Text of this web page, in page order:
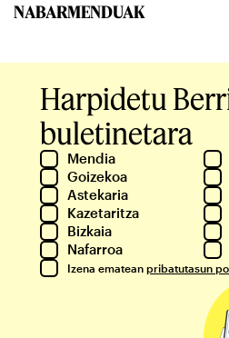
NABARMENDUAK
Harpidetu
buletinetara
Mendia
Goizekoa
Astekaria
Kazetaritza
Bizkaia
Nafarroa
Izena ematean pribatutasun